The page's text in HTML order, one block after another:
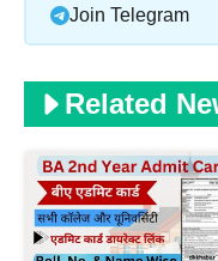
Join Telegram
Related